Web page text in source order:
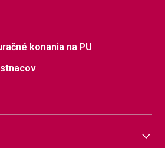
konania na PU